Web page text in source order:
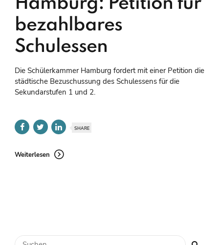
Hamburg: Petition für
bezahlbares
Schulessen
Die Schülerkammer Hamburg fordert mit einer Petition die
städtische Bezuschussung des Schulessens für die
Sekundarstufen 1 und 2.
SHARE
Weiterlesen